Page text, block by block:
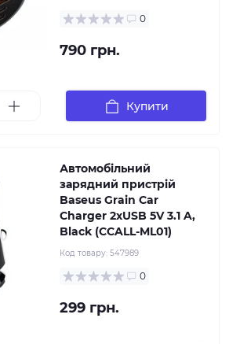
0
790 грн.
Купити
Автомобільний
зарядний пристрій
Baseus Grain Car
Charger 2xUSB 5V 3.1 A,
Black (CCALL-ML01)
Код товару: 547989
0
299 грн.